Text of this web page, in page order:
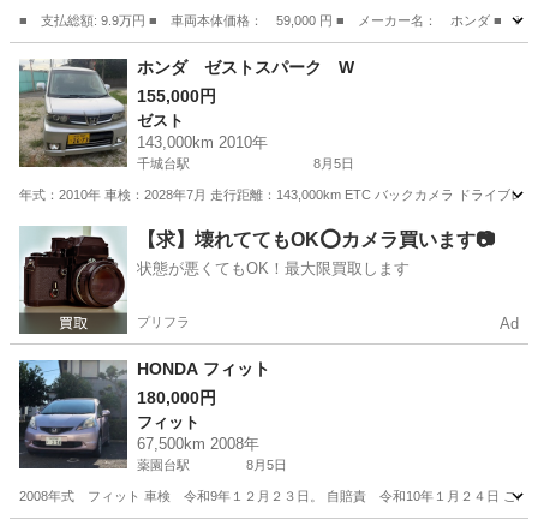
■ 支払総額: 9.9万円 ■ 車両本体価格： 59,000 円 ■ メーカー名： ホンダ ■
埼玉 幸手市 ライフ
ホンダ ゼストスパーク W
155,000円
ゼスト
143,000km 2010年
千城台駅 8月5日
年式：2010年 車検：2028年7月 走行距離：143,000km ETC バックカメラ ドライブ
千葉 千葉市 千城台駅 ゼスト
【求】壊れててもOK⭕️カメラ買います📷
状態が悪くてもOK！最大限買取します
プリフラ Ad
HONDA フィット
180,000円
フィット
67,500km 2008年
薬園台駅 8月5日
2008年式 フィット 車検 令和9年１２月２３日。 自賠責 令和10年１月２４日 この